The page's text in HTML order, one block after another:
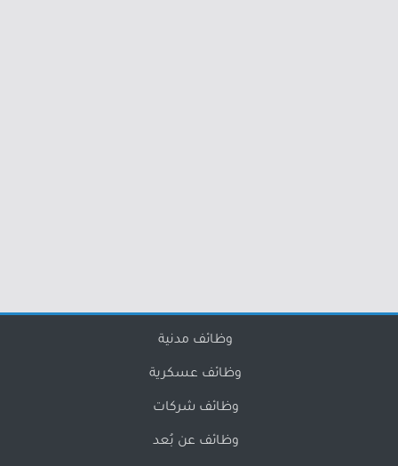
وظائف مدنية
وظائف عسكرية
وظائف شركات
وظائف عن بُعد